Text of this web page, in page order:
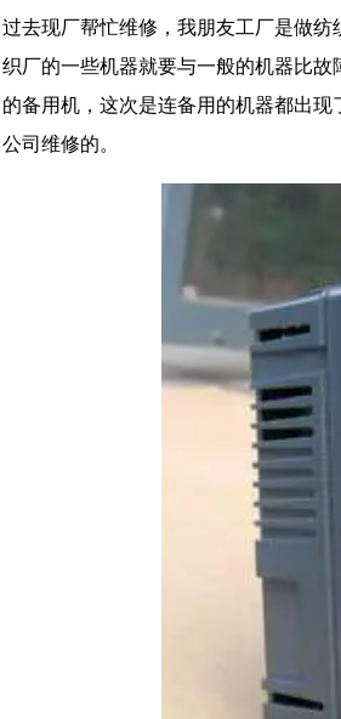
过去现厂帮忙维修，我朋友工厂是做
织厂的一些机器就要与一般的机器比
的备用机，这次是连备用的机器都出
公司维修的。